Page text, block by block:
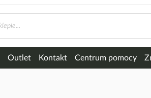
Outlet Kontakt Centrum pomocy